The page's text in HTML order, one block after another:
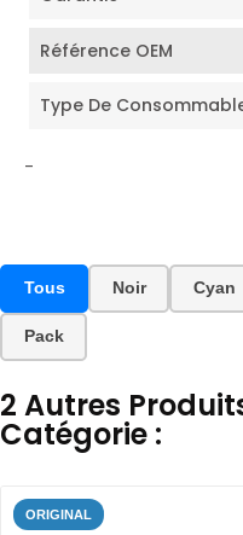
Référence OEM
Type De
-
Tous Noir Cyan
Pack
2 Autres
Catégorie :
ORIGINAL